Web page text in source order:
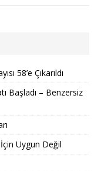
58’e Çıkarıldı
Başladı – Benzersiz
Uygun Değil